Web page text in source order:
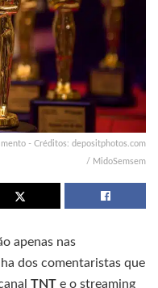
- Créditos: depositphotos.com
/ MidoSemsem
apenas nas
dos comentaristas que
TNT e o streaming